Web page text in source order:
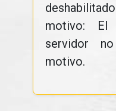
motivo: El
servidor
motivo.